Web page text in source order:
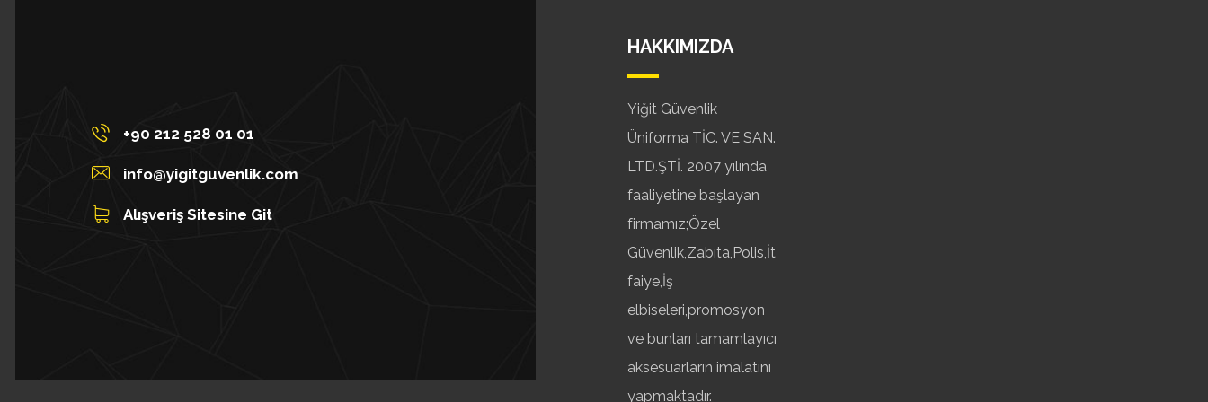
+90 212 528 01 01
info@yigitguvenlik.com
Alışveriş Sitesine Git
HAKKIMIZDA
Yiğit Güvenlik
Üniforma TİC. VE SAN.
LTD.ŞTİ. 2007 yılında
faaliyetine başlayan
firmamız;Özel
Güvenlik,Zabıta,Polis,İt
faiye,İş
elbiseleri,promosyon
ve bunları tamamlayıcı
aksesuarların imalatını
yapmaktadır.